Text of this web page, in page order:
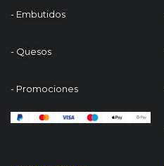
- Embutidos
- Quesos
- Promociones